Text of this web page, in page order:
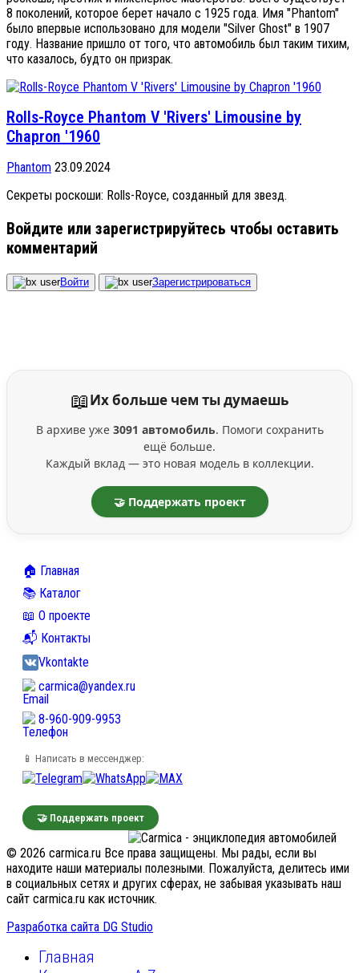
8 поколений, которое берет начало с 1925 года. Имя "Phantom"
было впервые использовано для модели "Silver Ghost" в 1907
году. Название пришло от того, что автомобиль был таким тихим,
что казалось, будто он призрак.
Rolls-Royce Phantom V 'Rivers' Limousine by
Chapron '1960
Phantom 23.09.2024
Секреты роскоши: Rolls-Royce, созданный для звезд.
Войдите или зарегистрируйтесь чтобы оставить
комментарий
Войти Зарегистрироваться
📖Их больше чем ты думаешь
В архиве уже 3091 автомобиль. Помоги сохранить
ещё больше.
Каждый вклад — это новая модель в коллекции.
🤝 Поддержать проект
🏠 Главная
📚 Каталог
📖 О проекте
📬 Контакты
Vkontakte
carmica@yandex.ru
8-960-909-9953
📱 Написать в мессенджер:
🤝 Поддержать проект
© 2026 carmica.ru Все права защищены. Мы рады, если вы
находите наши материалы полезными. Пожалуйста, делитесь ими
в социальных сетях и других сферах, не забывая указывать наш
сайт carmica.ru как источник.
Разработка сайта DG Studio
Главная